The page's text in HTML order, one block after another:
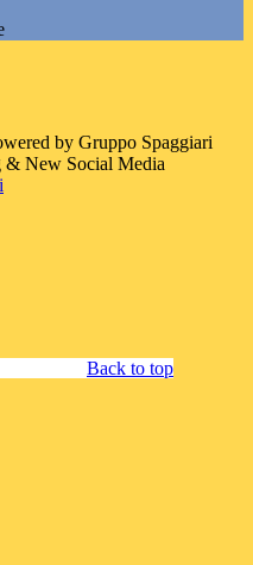
by Gruppo Spaggiari
& New Social Media
Back to top